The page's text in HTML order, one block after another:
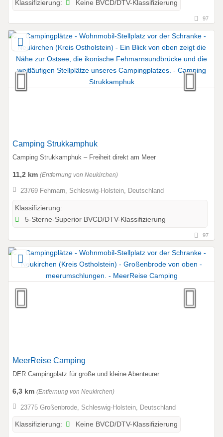
Klassifizierung: Keine BVCD/DTV-Klassifizierung
97
Camping Strukkamphuk
Camping Strukkamphuk – Freiheit direkt am Meer
11,2 km (Entfernung von Neukirchen)
23769 Fehmarn, Schleswig-Holstein, Deutschland
Klassifizierung:
5-Sterne-Superior BVCD/DTV-Klassifizierung
97
MeerReise Camping
DER Campingplatz für große und kleine Abenteurer
6,3 km (Entfernung von Neukirchen)
23775 Großenbrode, Schleswig-Holstein, Deutschland
Klassifizierung: Keine BVCD/DTV-Klassifizierung